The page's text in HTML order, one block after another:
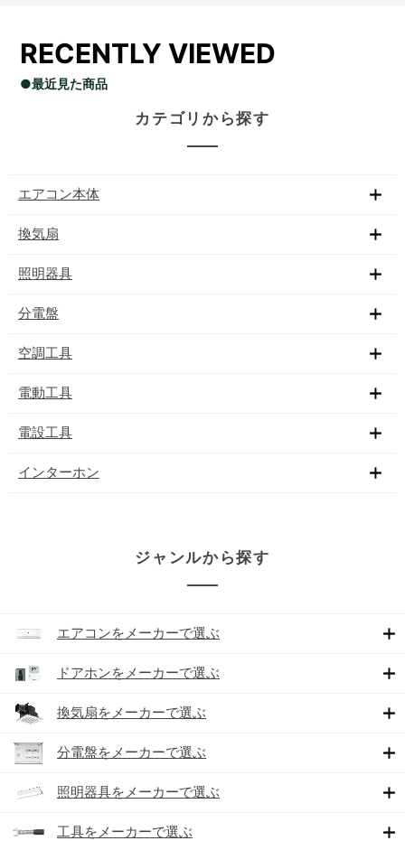
RECENTLY VIEWED
●最近見た商品
カテゴリから探す
エアコン本体
換気扇
照明器具
分電盤
空調工具
電動工具
電設工具
インターホン
ジャンルから探す
エアコンをメーカーで選ぶ
ドアホンをメーカーで選ぶ
換気扇をメーカーで選ぶ
分電盤をメーカーで選ぶ
照明器具をメーカーで選ぶ
工具をメーカーで選ぶ